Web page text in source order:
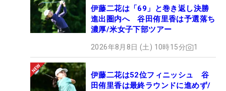
伊藤二花は「69」と巻き返し決勝
進出圏内へ 谷田侑里香は予選落ち
濃厚/米女子下部ツアー
2026年8月8日 (土) 10時15分 1
伊藤二花は52位フィニッシュ 谷
田侑里香は最終ラウンドに進めず/